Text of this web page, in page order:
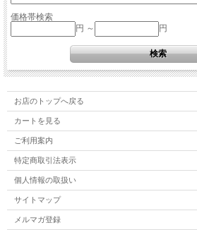
価格帯検索
円 ～
円
お店のトップへ戻る
カートを見る
ご利用案内
特定商取引法表示
個人情報の取扱い
サイトマップ
メルマガ登録